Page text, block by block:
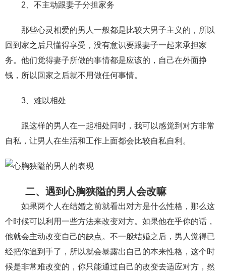
2、不主动跟妻子分担家务
那些心灵相爱的男人一般都是比较大男子主义的，所以
回到家之后只懂得享受，没有意识要跟妻子一起来承担家
务。他们觉得妻子所做的事情都是应该的，自己在外面挣
钱，所以回家之后就不用做任何事情。
3、难以相处
跟这样的男人在一起相处同时，我可以感觉到对方非常
自私，让男人在生活和工作上面都会比较自私自利。
二、遇到心胸狭隘的男人会改嘛
如果两个人在结婚之前就看出对方是什么性格，那么这
个时候可以利用一些方法来改变对方。如果他在乎你的话，
他就会主动改变自己的缺点。不一般结婚之后，男人觉得已
经把你追到手了，所以就会暴露出自己的本来性格，这个时
候是非常难改变的，你只能通过自己的改变去适应对方，然